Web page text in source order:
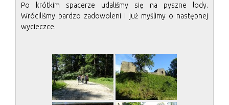
Po krótkim spacerze udaliśmy się na pyszne lody.
Wróciliśmy bardzo zadowoleni i już myślimy o następnej
wycieczce.